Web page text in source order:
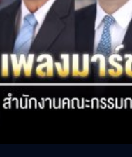
กตั้งก็มีการสำเนาแบบ
ซต์ของสำนักงานด้วย) ซึ่ง
งในระบบ ECT Report
จะทยอยนำเข้าระบบ ECT
ชนจึงสามารถติดตามผล
ชนต่างๆ ที่มาเชื่อมต่อกับ
จน
การการเลือกตั้ง หรือ
อกมาโดยใช้ชื่อว่า “เพลง
ว 2.55 นาที อันมี
งให้เห็นถึงความพยายาม
อบการเลือกตั้งเพื่อให้มี
ห้ “สะอาด” ทำเลือกตั้งให้
ง” เพราะการเมืองดี โดย
ย เกรียงไกร ไชยรังสินนท์